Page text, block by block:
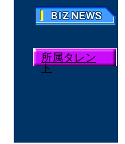
所属タレン
ト